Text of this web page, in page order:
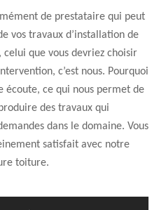
de prestataire qui peut
vos travaux d’installation de
que vous devriez choisir
c’est nous. Pourquoi
écoute, ce qui nous permet de
des travaux qui
dans le domaine. Vous
satisfait avec notre
toiture.